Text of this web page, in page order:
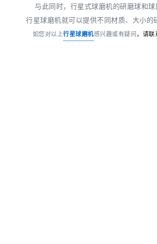
与此同时，行星式球磨机的研磨球和
行星球磨机就可以提供不同材质、大小的
如您对以上行星球磨机感兴趣或有疑问 ，请联